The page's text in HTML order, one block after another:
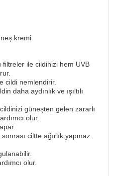
kremi
ile cildinizi hem UVB
cildi nemlendirir.
daha aydınlık ve ışıltılı
güneşten gelen zararlı
olur.
ciltte ağırlık yapmaz.
olur.